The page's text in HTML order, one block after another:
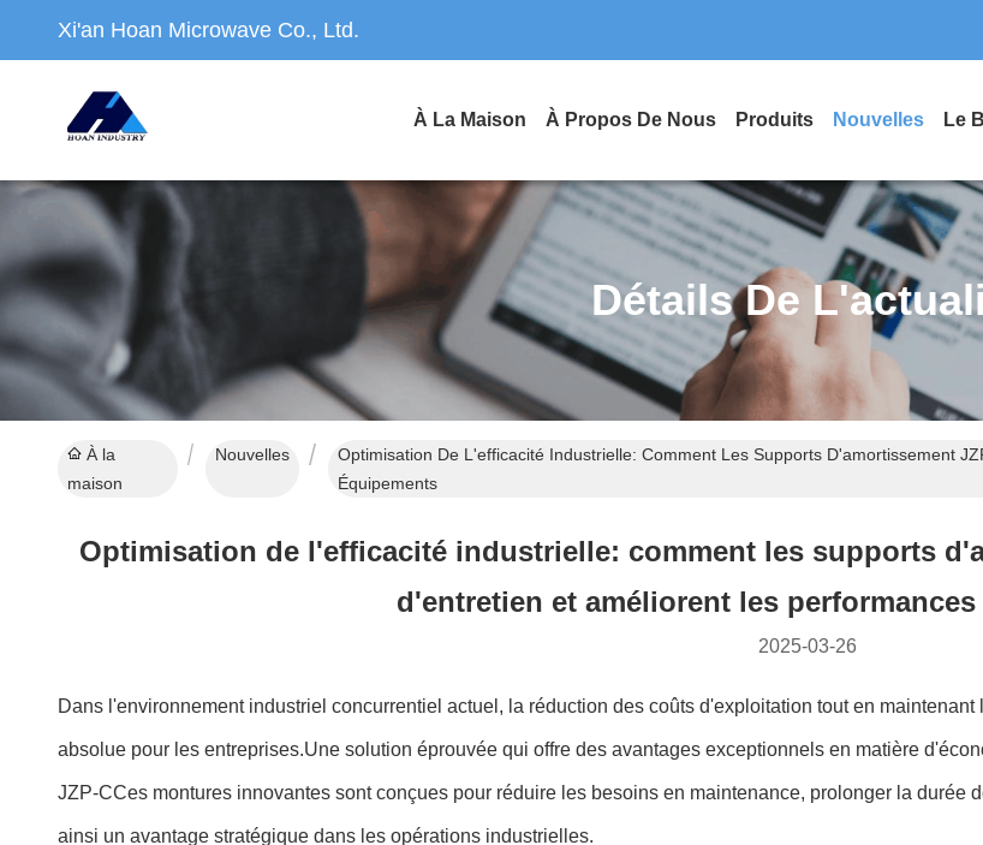
Xi'an Hoan Microwave Co., Ltd.
À La Maison À Propos De Nous Produits Nouvelles Le
Détails De
À la
maison
Nouvelles
Optimisation De L'efficacité Industrielle: Comment Les Supports D'amortissement
Équipements
Optimisation de l'efficacité industrielle: comment les supports
d'entretien et améliorent les
2025-03-26
Dans l'environnement industriel concurrentiel actuel, la réduction des coûts d'exploitation tout en
absolue pour les entreprises.Une solution éprouvée qui offre des avantages exceptionnels en matière
JZP-CCes montures innovantes sont conçues pour réduire les besoins en maintenance, prolonger la durée
ainsi un avantage stratégique dans les opérations industrielles.